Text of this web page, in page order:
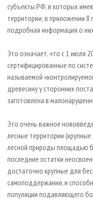
субъекты РФ, в которых
территории; в приложении
подробная информация о
Это означает, что с 1 июля
сертифицированные по
называемой
древесину у сторонних
заготовлена в
Это очень важное
лесные территории
лесной природы площадью
последние остатки
достаточно крупные для
самоподдержания, и
популяции подавляющего